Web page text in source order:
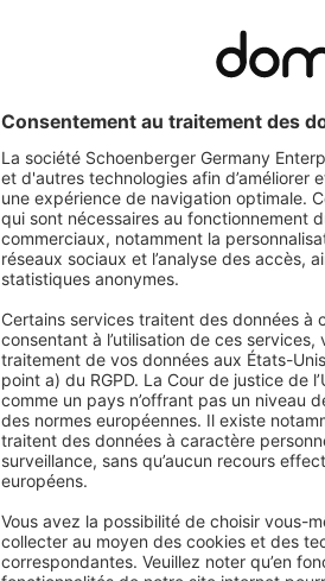
JAROLIFT
Commande murale Sevenlogic Comfort
radio TDRRT-01W Incl. télécommande
TDRC | 1x TDRRT-01W + 1x TDRC 16
Contrôlez maintenant vos moteurs
tubulaires filaires par radio
8 emplacements de programmation
individuelle avec programme quotidien et
hebdomadaire
62,99 €